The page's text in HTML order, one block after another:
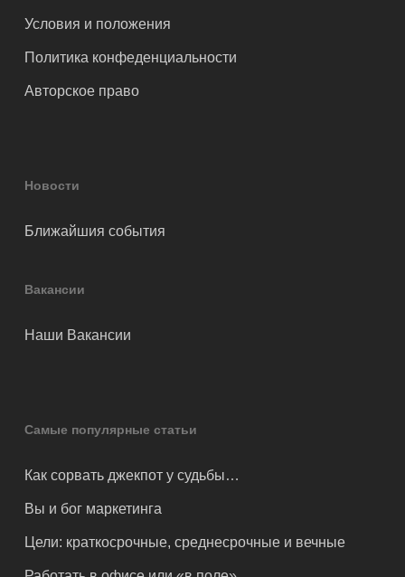
Условия и положения
Политика конфеденциальности
Авторское право
Новости
Ближайшия события
Вакансии
Наши Вакансии
Самые популярные статьи
Как сорвать джекпот у судьбы…
Вы и бог маркетинга
Цели: краткосрочные, среднесрочные и вечные